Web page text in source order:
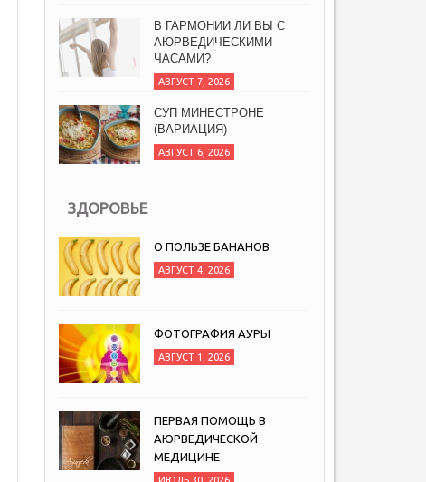
В ГАРМОНИИ ЛИ ВЫ С
АЮРВЕДИЧЕСКИМИ
ЧАСАМИ?
АВГУСТ 7, 2026
СУП МИНЕСТРОНЕ
(ВАРИАЦИЯ)
АВГУСТ 6, 2026
ЗДОРОВЬЕ
О ПОЛЬЗЕ БАНАНОВ
АВГУСТ 4, 2026
ФОТОГРАФИЯ АУРЫ
АВГУСТ 1, 2026
ПЕРВАЯ ПОМОЩЬ В
АЮРВЕДИЧЕСКОЙ
МЕДИЦИНЕ